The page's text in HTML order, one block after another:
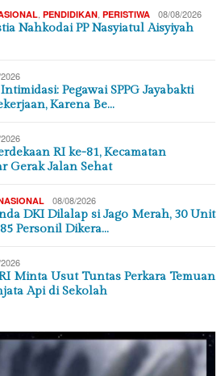
PENDIDIKAN PERISTIWA 08/08/2026
Nahkodai PP Nasyiatul Aisyiyah
Pegawai SPPG Jayabakti
Karena Be…
RI ke-81, Kecamatan
Gerak Jalan Sehat
08/08/2026
DKI Dilalap si Jago Merah, 30 Unit
Personil Dikera…
Minta Usut Tuntas Perkara Temuan
Api di Sekolah